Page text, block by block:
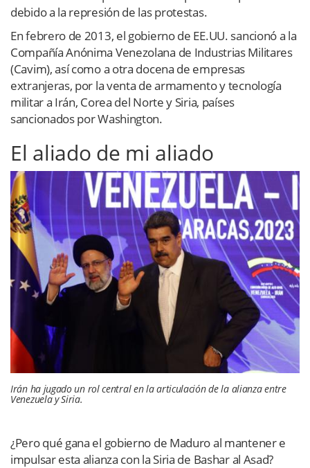
debido a la represión de las protestas.
En febrero de 2013, el gobierno de EE.UU. sancionó a la
Compañía Anónima Venezolana de Industrias Militares
(Cavim), así como a otra docena de empresas
extranjeras, por la venta de armamento y tecnología
militar a Irán, Corea del Norte y Siria, países
sancionados por Washington.
El aliado de mi aliado
Irán ha jugado un rol central en la articulación de la alianza entre
Venezuela y Siria.
¿Pero qué gana el gobierno de Maduro al mantener e
impulsar esta alianza con la Siria de Bashar al Asad?